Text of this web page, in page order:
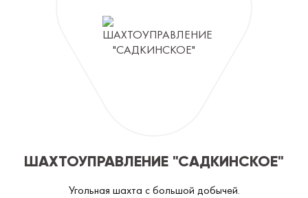
ШАХТОУПРАВЛЕНИЕ "САДКИНСКОЕ"
Угольная шахта с большой добычей.